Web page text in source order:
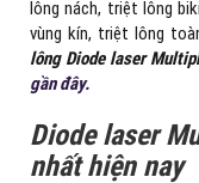
lông nách, triệt lông
vùng kín, triệt lông
lông Diode laser
gần đây.
Diode laser
nhất hiện nay